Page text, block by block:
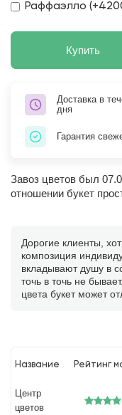
Раффаэлло
Купить
Доставка в
дня
Гарантия
Завоз цветов был
отношении букет
Дорогие клиенты,
композиция
вкладывают душу в
точь в точь не
цвета букет может
Название Рейтинг
Центр
цветов